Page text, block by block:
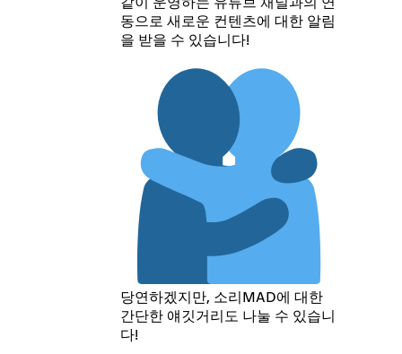
동으로 새로운 컨텐츠에 대한 알림
을 받을 수 있습니다!
당연하겠지만, 소리MAD에 대한
간단한 얘깃거리도 나눌 수 있습니
다!